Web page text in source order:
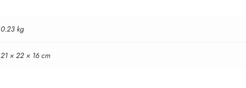
0.23 kg
21 × 22 × 16 cm